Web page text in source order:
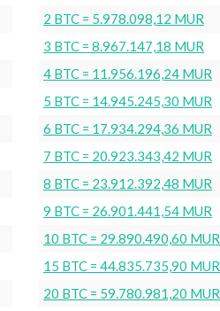
2 BTC = 5.978.098,12 MUR
3 BTC = 8.967.147,18 MUR
4 BTC = 11.956.196,24 MUR
5 BTC = 14.945.245,30 MUR
6 BTC = 17.934.294,36 MUR
7 BTC = 20.923.343,42 MUR
8 BTC = 23.912.392,48 MUR
9 BTC = 26.901.441,54 MUR
10 BTC = 29.890.490,60 MUR
15 BTC = 44.835.735,90 MUR
20 BTC = 59.780.981,20 MUR